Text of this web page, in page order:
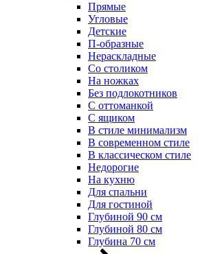
Прямые
Угловые
Детские
П-образные
Нераскладные
Со столиком
На ножках
Без подлокотников
С оттоманкой
С ящиком
В стиле минимализм
В современном стиле
В классическом стиле
Недорогие
На кухню
Для спальни
Для гостиной
Глубиной 90 см
Глубиной 80 см
Глубина 70 см